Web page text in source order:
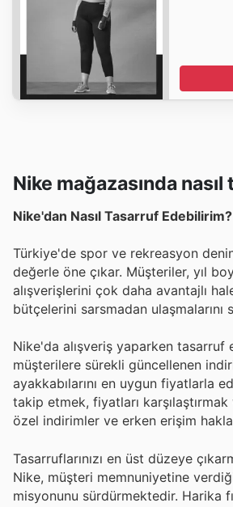
Nike mağazasında
Nike'dan Nasıl Tasarruf Edebilirim?
Türkiye'de spor ve rekreasyon
değerle öne çıkar. Müşteriler, yıl
alışverişlerini çok daha avantajlı
bütçelerini sarsmadan
Nike'da alışveriş yaparken
müşterilere sürekli güncellenen
ayakkabılarını en uygun fiyatlarla
takip etmek, fiyatları
özel indirimler ve erken erişim
Tasarruflarınızı en üst düzeye
Nike, müşteri memnuniyetine
misyonunu sürdürmektedir. Harika